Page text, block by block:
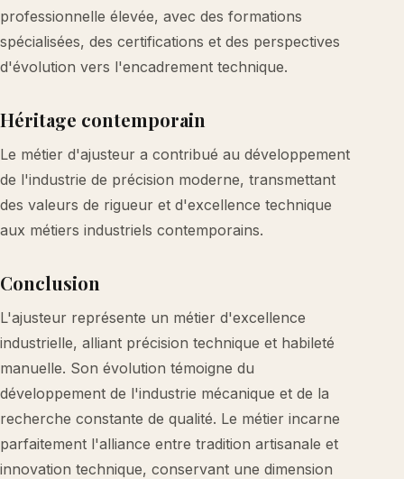
professionnelle élevée, avec des formations
spécialisées, des certifications et des perspectives
d'évolution vers l'encadrement technique.
Héritage contemporain
Le métier d'ajusteur a contribué au développement
de l'industrie de précision moderne, transmettant
des valeurs de rigueur et d'excellence technique
aux métiers industriels contemporains.
Conclusion
L'ajusteur représente un métier d'excellence
industrielle, alliant précision technique et habileté
manuelle. Son évolution témoigne du
développement de l'industrie mécanique et de la
recherche constante de qualité. Le métier incarne
parfaitement l'alliance entre tradition artisanale et
innovation technique, conservant une dimension